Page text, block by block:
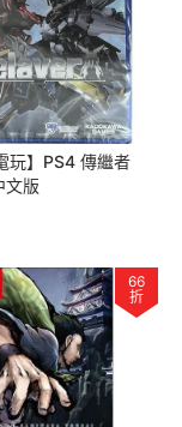
玩】PS4 傳繼者
文版
66
折